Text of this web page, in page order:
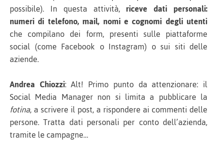
possibile). In questa attività, riceve dati personali:
numeri di telefono, mail, nomi e cognomi degli utenti
che compilano dei form, presenti sulle piattaforme
social (come Facebook o Instagram) o sui siti delle
aziende.
Andrea Chiozzi: Alt! Primo punto da attenzionare: il
Social Media Manager non si limita a pubblicare la
fotina, a scrivere il post, a rispondere ai commenti delle
persone. Tratta dati personali per conto dell’azienda,
tramite le campagne…